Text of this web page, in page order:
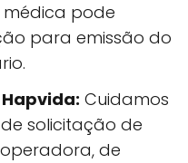
médica pode
para emissão do
Cuidamos
solicitação de
de